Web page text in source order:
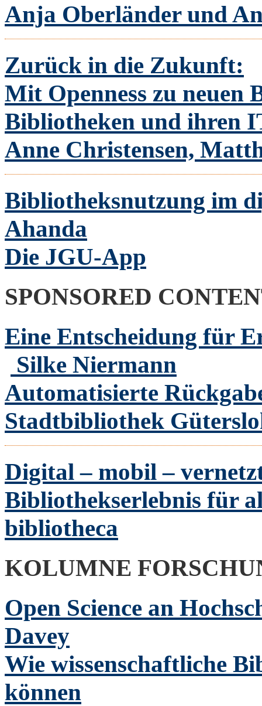
Anja Oberländer und
Zurück in die Zukunft:
Mit Openness zu neuen
Bibliotheken und ihren
Anne Christensen,
Bibliotheksnutzung im
Ahanda
Die JGU-App
SPONSORED
Eine Entscheidung für
Silke Niermann
Automatisierte
Stadtbibliothek
Digital – mobil –
Bibliothekserlebnis für
bibliotheca
KOLUMNE
Open Science an
Davey
Wie wissenschaftliche
können